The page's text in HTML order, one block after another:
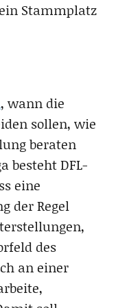
Stammplatz
, wann die
sollen, wie
beraten
besteht DFL-
eine
der Regel
des
an einer